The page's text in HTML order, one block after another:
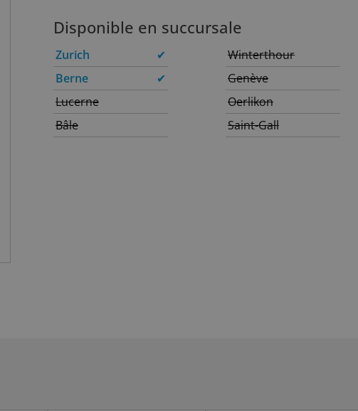
Disponible en succursale
Zurich
✔
Berne
✔
Lucerne
Bâle
Winterthour
Genève
Oerlikon
Saint-Gall